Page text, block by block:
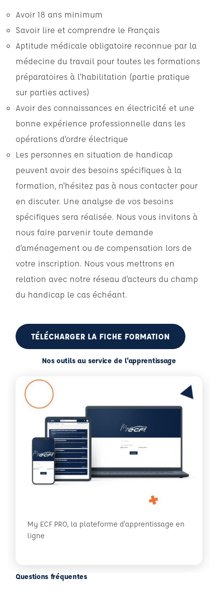
Avoir 18 ans minimum
Savoir lire et comprendre le Français
Aptitude médicale obligatoire reconnue par la
médecine du travail pour toutes les formations
préparatoires à l’habilitation (partie pratique
sur parties actives)
Avoir des connaissances en électricité et une
bonne expérience professionnelle dans les
opérations d’ordre électrique
Les personnes en situation de handicap
peuvent avoir des besoins spécifiques à la
formation, n’hésitez pas à nous contacter pour
en discuter. Une analyse de vos besoins
spécifiques sera réalisée. Nous vous invitons à
nous faire parvenir toute demande
d’aménagement ou de compensation lors de
votre inscription. Nous vous mettrons en
relation avec notre réseau d’acteurs du champ
du handicap le cas échéant.
TÉLÉCHARGER LA FICHE FORMATION
Nos outils au service de l'apprentissage
My ECF PRO, la plateforme d'apprentissage en
ligne
Questions fréquentes